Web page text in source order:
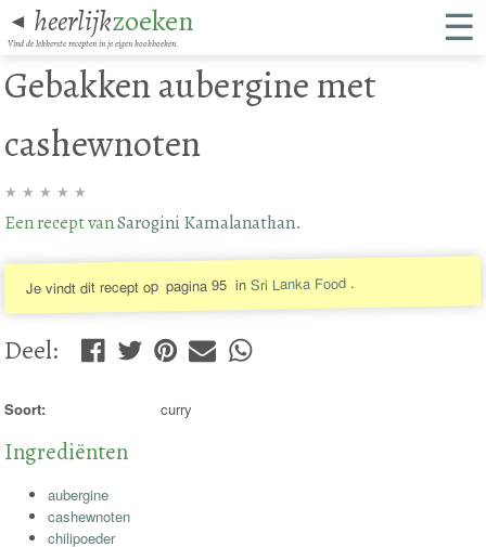
◄ heerlijkzoeken
Vind de lekkerste recepten in je eigen kookboeken. ☰
Gebakken aubergine met
cashewnoten
★ ★ ★ ★ ★
Een recept vanSarogini Kamalanathan.
Je vindt dit recept op pagina 95 inSri Lanka Food .
Deel:
Soort: curry
Ingrediënten
aubergine
cashewnoten
chilipoeder